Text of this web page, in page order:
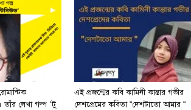
তাঁর লেখা গল্প ‘টু
এই প্রজন্মের কবি কামিনী কান্তার গভীর
দেশপ্রেমের কবিতা “দেশটাতো আমার “